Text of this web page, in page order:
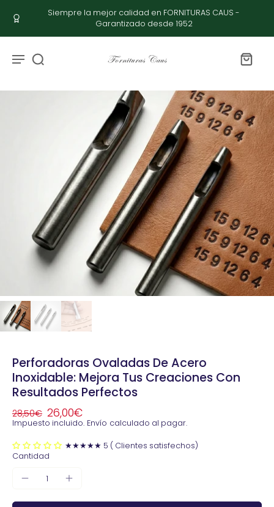
Siempre la mejor calidad en FORNITURAS CAUS -
Garantizado desde 1952
Perforadoras Ovaladas De Acero
Inoxidable: Mejora Tus Creaciones Con
Resultados Perfectos
28,50€ 26,00€
Impuesto incluido. Envío calculado al pagar.
★★★★★ 5 ( Clientes satisfechos)
Cantidad